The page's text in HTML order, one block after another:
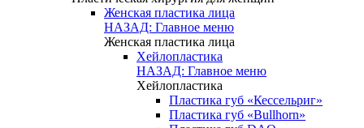
Женская пластика лица
НАЗАД: Главное меню
Женская пластика лица
Хейлопластика
НАЗАД: Главное меню
Хейлопластика
Пластика губ «Кессельриг»
Пластика губ «Bullhorn»